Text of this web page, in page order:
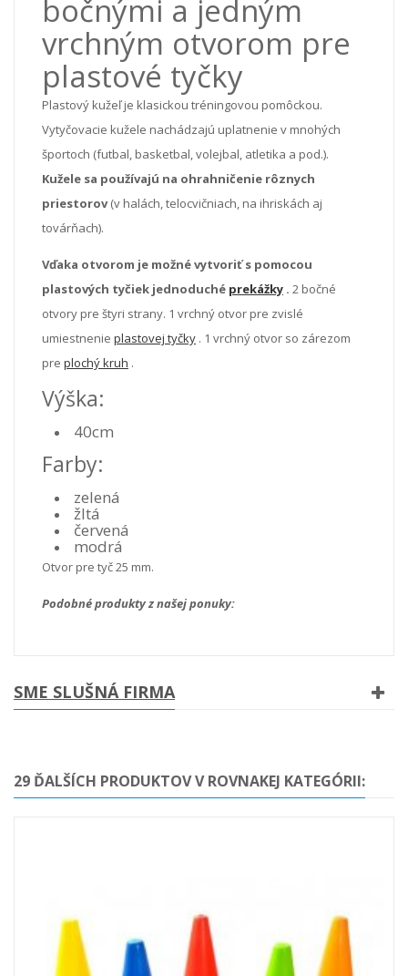
bočnými a jedným
vrchným otvorom pre
plastové tyčky
Plastový kužeľ je klasickou tréningovou pomôckou.
Vytyčovacie kužele nachádzajú uplatnenie v mnohých
športoch (futbal, basketbal, volejbal, atletika a pod.).
Kužele sa používajú na ohrahničenie rôznych
priestorov(v halách, telocvičniach, na ihriskách aj
továrňach).
Vďaka otvorom je možné vytvoriť s pomocou
plastových tyčiek jednoduché prekážky . 2 bočné
otvory pre štyri strany. 1 vrchný otvor pre zvislé
umiestnenie plastovej tyčky . 1 vrchný otvor so zárezom
pre plochý kruh .
Výška:
40cm
Farby:
zelená
žltá
červená
modrá
Otvor pre tyč 25 mm.
Podobné produkty z našej ponuky:
SME SLUŠNÁ FIRMA
29 ĎALŠÍCH PRODUKTOV V ROVNAKEJ KATEGÓRII: